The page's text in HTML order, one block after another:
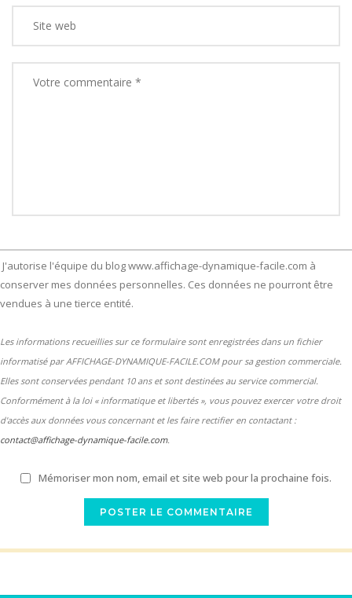
J'autorise l'équipe du blog www.affichage-dynamique-facile.com à
conserver mes données personnelles. Ces données ne pourront être
vendues à une tierce entité.
Les informations recueillies sur ce formulaire sont enregistrées dans un fichier
informatisé par AFFICHAGE-DYNAMIQUE-FACILE.COM pour sa gestion commerciale.
Elles sont conservées pendant 10 ans et sont destinées au service commercial.
Conformément à la loi « informatique et libertés », vous pouvez exercer votre droit
d'accès aux données vous concernant et les faire rectifier en contactant :
contact@affichage-dynamique-facile.com.
Mémoriser mon nom, email et site web pour la prochaine fois.